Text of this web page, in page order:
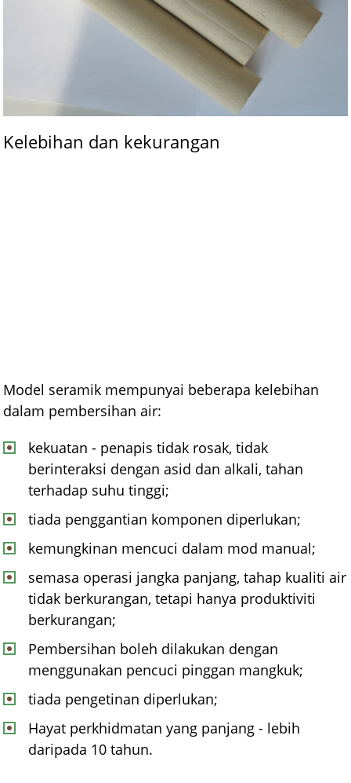
Kelebihan dan kekurangan
Model seramik mempunyai beberapa kelebihan
dalam pembersihan air:
kekuatan - penapis tidak rosak, tidak
berinteraksi dengan asid dan alkali, tahan
terhadap suhu tinggi;
tiada penggantian komponen diperlukan;
kemungkinan mencuci dalam mod manual;
semasa operasi jangka panjang, tahap kualiti air
tidak berkurangan, tetapi hanya produktiviti
berkurangan;
Pembersihan boleh dilakukan dengan
menggunakan pencuci pinggan mangkuk;
tiada pengetinan diperlukan;
Hayat perkhidmatan yang panjang - lebih
daripada 10 tahun.